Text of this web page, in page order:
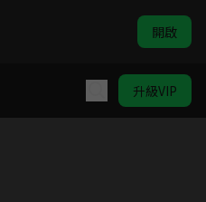
開啟
升級VIP